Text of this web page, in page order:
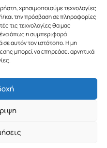
χρησιμοποιούμε τεχνολογίες
και την πρόσβαση σε πληροφορίες
τις τεχνολογίες θα μας
όπως η συμπεριφορά
σε αυτόν τον ιστότοπο. Η μη
μπορεί να επηρεάσει αρνητικά
Πελοποννήσου.
από την